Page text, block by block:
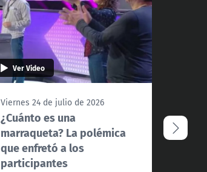
Ver Video
Viernes 24 de julio de 2026
¿Cuánto es una
marraqueta? La polémica
que enfretó a los
participantes
Trini